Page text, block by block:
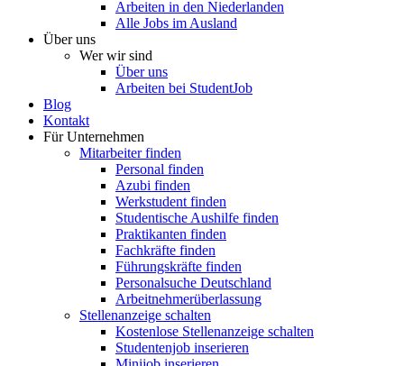
Arbeiten in den Niederlanden
Alle Jobs im Ausland
Über uns
Wer wir sind
Über uns
Arbeiten bei StudentJob
Blog
Kontakt
Für Unternehmen
Mitarbeiter finden
Personal finden
Azubi finden
Werkstudent finden
Studentische Aushilfe finden
Praktikanten finden
Fachkräfte finden
Führungskräfte finden
Personalsuche Deutschland
Arbeitnehmerüberlassung
Stellenanzeige schalten
Kostenlose Stellenanzeige schalten
Studentenjob inserieren